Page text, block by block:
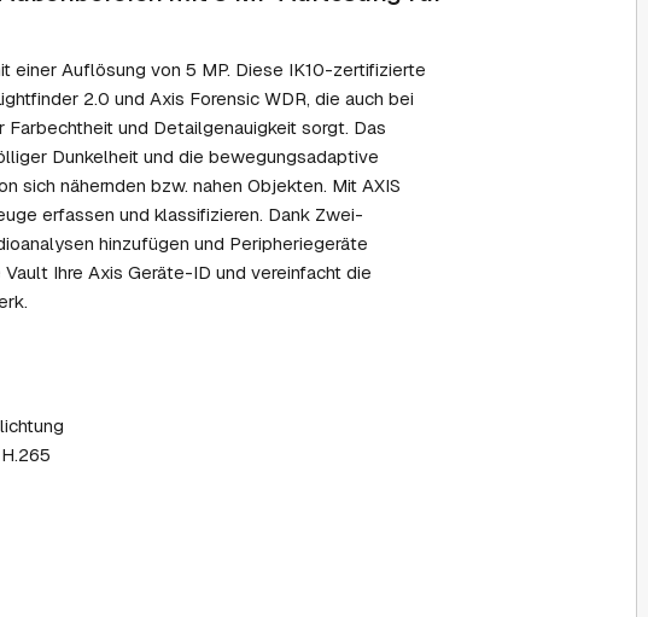
Auflösung von 5 MP. Diese IK10-zertifizierte
2.0 und Axis Forensic WDR, die auch bei
und Detailgenauigkeit sorgt. Das
Dunkelheit und die bewegungsadaptive
sich nähernden bzw. nahen Objekten. Mit AXIS
erfassen und klassifizieren. Dank Zwei-
hinzufügen und Peripheriegeräte
Ihre Axis Geräte-ID und vereinfacht die